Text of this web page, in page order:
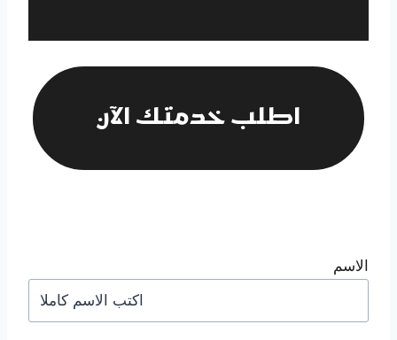
اطلب خدمتك الآن
الاسم